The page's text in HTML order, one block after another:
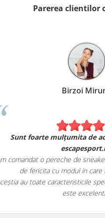
Parerea clientilor
Alexandru Petcu
2 hanorace Nike. Se simt și
magazinul fizic.
de asemenea, livrarea
magazinului.
cu încredere escapesport.ro
de încălțăminte sport!